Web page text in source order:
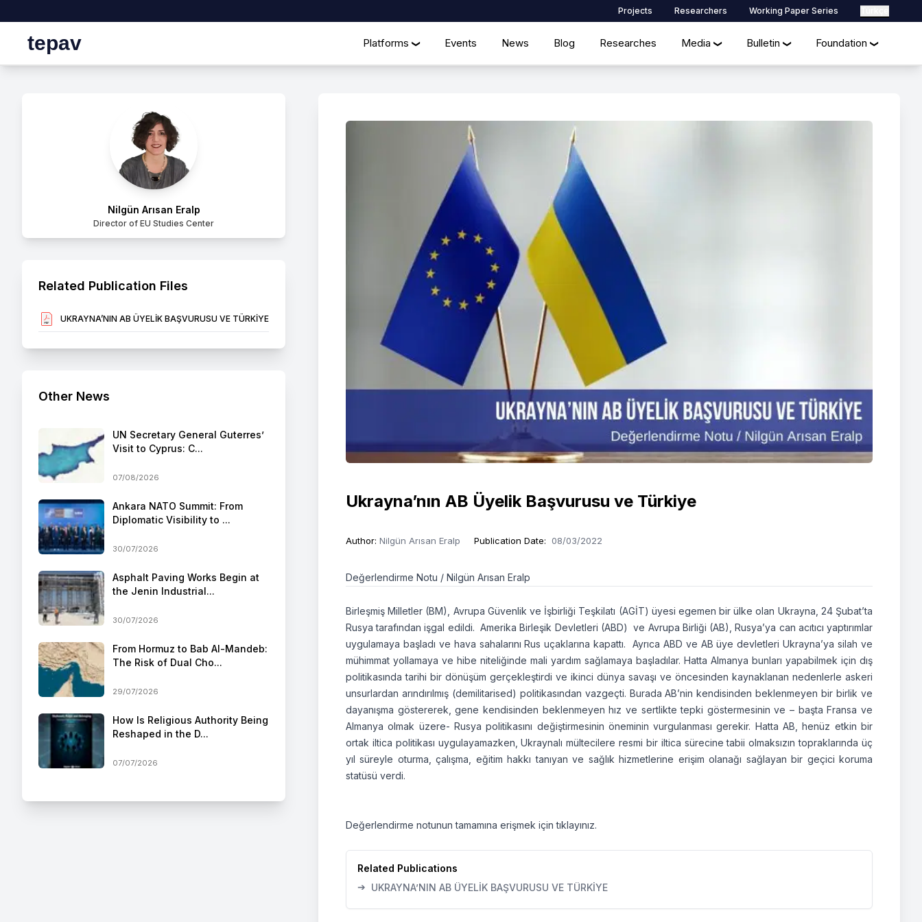
Projects Researchers Working Paper Series
tepav Platforms ❯ Events News Blog Researches Media ❯ Bulletin ❯ Foundation ❯
Nilgün Arısan Eralp
Director of EU Studies Center
Related Publication Files
UKRAYNA’NIN AB ÜYELİK BAŞVURUSU VE TÜRKİYE
Other News
UN Secretary General Guterres’
Visit to Cyprus: C...
07/08/2026
Ankara NATO Summit: From
Diplomatic Visibility to ...
30/07/2026
Asphalt Paving Works Begin at
the Jenin Industrial...
30/07/2026
From Hormuz to Bab Al-Mandeb:
The Risk of Dual Cho...
29/07/2026
How Is Religious Authority Being
Reshaped in the D...
07/07/2026
Ukrayna’nın AB Üyelik Başvurusu ve Türkiye
Author: Nilgün Arısan Eralp Publication Date: 08/03/2022
Değerlendirme Notu / Nilgün Arısan Eralp
Birleşmiş Milletler (BM), Avrupa Güvenlik ve İşbirliği Teşkilatı (AGİT) üyesi egemen bir ülke olan Ukrayna, 24 Şubat’ta
Rusya tarafından işgal edildi. Amerika Birleşik Devletleri (ABD) ve Avrupa Birliği (AB), Rusya’ya can acıtıcı yaptırımlar
uygulamaya başladı ve hava sahalarını Rus uçaklarına kapattı. Ayrıca ABD ve AB üye devletleri Ukrayna’ya silah ve
mühimmat yollamaya ve hibe niteliğinde mali yardım sağlamaya başladılar. Hatta Almanya bunları yapabilmek için dış
politikasında tarihi bir dönüşüm gerçekleştirdi ve ikinci dünya savaşı ve öncesinden kaynaklanan nedenlerle askeri
unsurlardan arındırılmış (demilitarised) politikasından vazgeçti. Burada AB’nin kendisinden beklenmeyen bir birlik ve
dayanışma göstererek, gene kendisinden beklenmeyen hız ve sertlikte tepki göstermesinin ve – başta Fransa ve
Almanya olmak üzere- Rusya politikasını değiştirmesinin öneminin vurgulanması gerekir. Hatta AB, henüz etkin bir
ortak iltica politikası uygulayamazken, Ukraynalı mültecilere resmi bir iltica sürecine tabii olmaksızın topraklarında üç
yıl süreyle oturma, çalışma, eğitim hakkı tanıyan ve sağlık hizmetlerine erişim olanağı sağlayan bir geçici koruma
statüsü verdi.
Değerlendirme notunun tamamına erişmek içintıklayınız.
Related Publications
➔ UKRAYNA’NIN AB ÜYELİK BAŞVURUSU VE TÜRKİYE